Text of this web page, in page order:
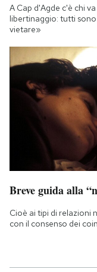
A Cap d'Agde c'è chi
libertinaggio: tutti
vietare»
Breve guida alla
Cioè ai tipi di relazioni
con il consenso dei